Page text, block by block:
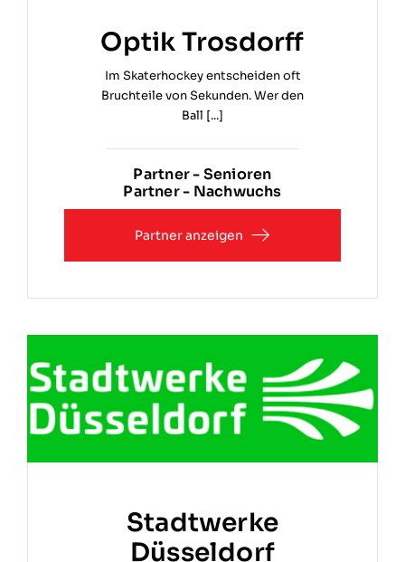
Optik Trosdorff
Im Skaterhockey entscheiden oft
Bruchteile von Sekunden. Wer den
Ball [...]
Partner - Senioren
Partner - Nachwuchs
Partner anzeigen
Stadtwerke
Düsseldorf